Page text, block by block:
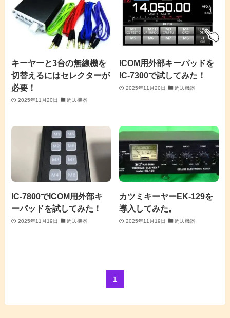
キーヤーと3台の無線機を
切替えるにはセレクターが
必要！
2025年11月20日 周辺機器
ICOM用外部キーパッドを
IC-7300で試してみた！
2025年11月20日 周辺機器
IC-7800でICOM用外部キ
ーパッドを試してみた！
2025年11月19日 周辺機器
カツミキーヤーEK-129を
導入してみた。
2025年11月19日 周辺機器
1